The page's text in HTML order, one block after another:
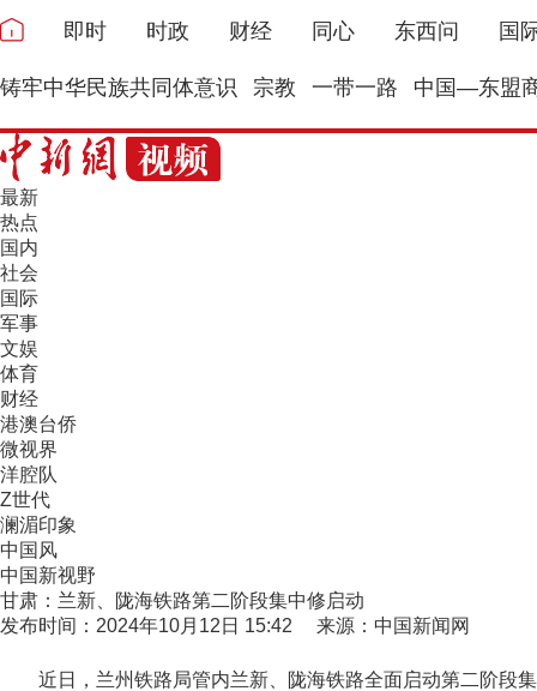
即时 时政 财经 同心 东西问 国
铸牢中华民族共同体意识 宗教 一带一路 中国—东盟
最新
热点
国内
社会
国际
军事
文娱
体育
财经
港澳台侨
微视界
洋腔队
Z世代
澜湄印象
中国风
中国新视野
甘肃：兰新、陇海铁路第二阶段集中修启动
发布时间：2024年10月12日 15:42 来源：中国新闻网
近日，兰州铁路局管内兰新、陇海铁路全面启动第二阶段